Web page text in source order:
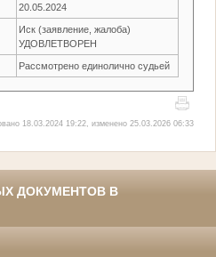
20.05.2024
Иск (заявление, жалоба)
УДОВЛЕТВОРЕН
Рассмотрено единолично судьей
18.03.2024 19:22, изменено 25.03.2026 06:33
ДОКУМЕНТОВ В